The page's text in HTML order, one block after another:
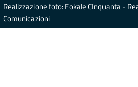
Realizzazione foto: Fokale CInquanta -
Comunicazioni